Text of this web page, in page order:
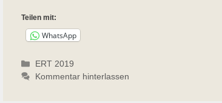
Teilen mit:
WhatsApp
Kategorien
ERT 2019
Kommentar hinterlassen